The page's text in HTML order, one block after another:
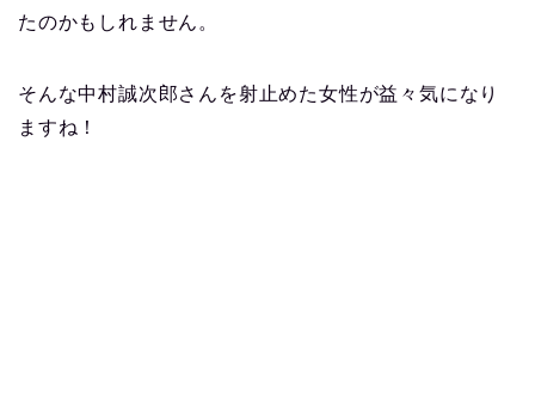
たのかもしれません。
そんな中村誠次郎さんを射止めた女性が益々気になり
ますね！